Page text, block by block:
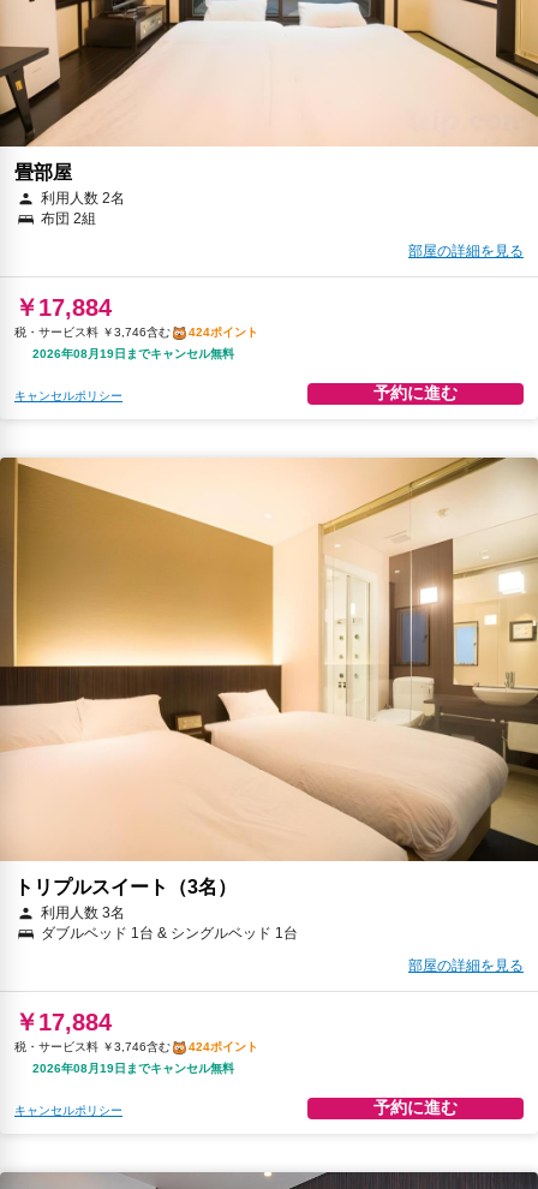
畳部屋
利用人数 2名
布団 2組
部屋の詳細を見る
￥17,884
税・サービス料 ￥3,746含む
424ポイント
2026年08月19日までキャンセル無料
キャンセルポリシー 予約に進む
トリプルスイート（3名）
利用人数 3名
ダブルベッド 1台 & シングルベッド 1台
部屋の詳細を見る
￥17,884
税・サービス料 ￥3,746含む
424ポイント
2026年08月19日までキャンセル無料
キャンセルポリシー 予約に進む